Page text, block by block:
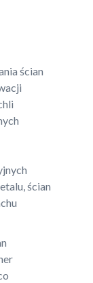
ścian
ścian